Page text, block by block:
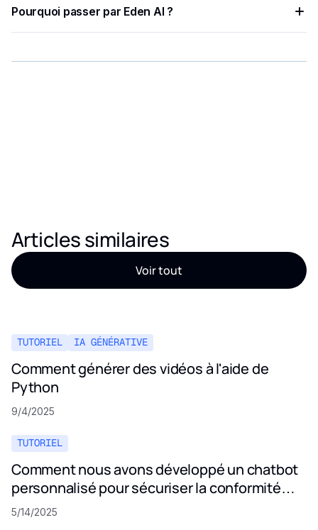
utiliser notre API.
Pourquoi passer par Eden AI ?
tests et limite les intégrations à maintenir.
Articles similaires
Voir tout
TUTORIEL IA GÉNÉRATIVE
Comment générer des vidéos à l'aide de
Python
9/4/2025
TUTORIEL
Comment nous avons développé un chatbot
personnalisé pour sécuriser la conformité
aux politiques de confidentialité
5/14/2025